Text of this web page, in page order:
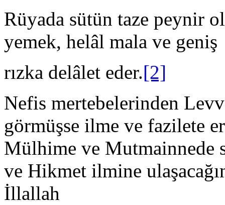
Rüyada sütün taze peynir
yemek, helâl mala ve geniş
rızka delâlet eder.[2]
Nefis mertebelerinden
görmüşse ilme ve fazilete
Mülhime ve
ve Hikmet ilmine
İllallah